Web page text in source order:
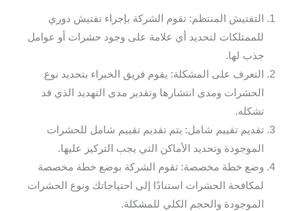
التفتيش المنتظم: تقوم الشركة بإجراء تفتيش دوري
للممتلكات لتحديد أي علامة على وجود حشرات أو عوامل
جذب لها.
التعرف على المشكلة: يقوم فريق الخبراء بتحديد نوع
الحشرات ومدى انتشارها وتقدير مدى التهديد الذي قد
تشكله.
تقديم تقييم شامل: يتم تقديم تقييم شامل للحشرات
الموجودة وتحديد الأماكن التي يجب التركيز عليها.
وضع خطة مخصصة: تقوم الشركة بوضع خطة مخصصة
لمكافحة الحشرات استنادًا إلى احتياجاتك ونوع الحشرات
الموجودة والحجم الكلي للمشكلة.